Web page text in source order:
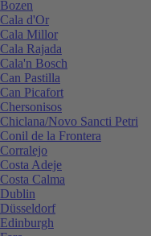
Bozen
Cala d'Or
Cala Millor
Cala Rajada
Cala'n Bosch
Can Pastilla
Can Picafort
Chersonisos
Chiclana/Novo Sancti Petri
Conil de la Frontera
Corralejo
Costa Adeje
Costa Calma
Dublin
Düsseldorf
Edinburgh